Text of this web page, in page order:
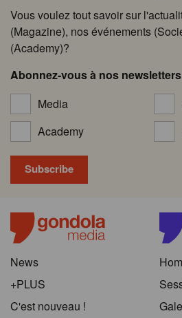
Vous voulez tout savoir sur
(Magazine), nos événements
(Academy)?
Abonnez-vous à nos
Media
Academy
News
+PLUS
C'est nouveau !